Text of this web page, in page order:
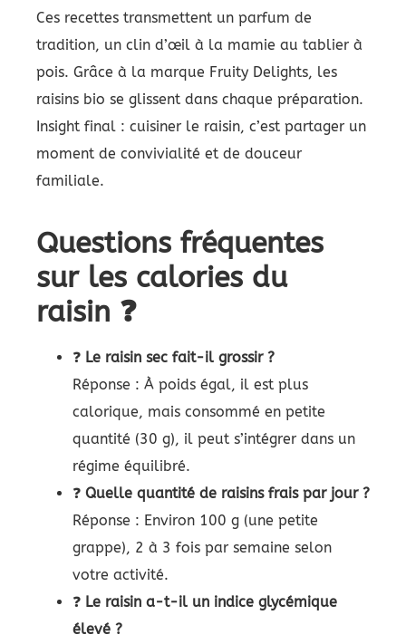
Ces recettes transmettent un parfum de
tradition, un clin d’œil à la mamie au tablier à
pois. Grâce à la marque Fruity Delights, les
raisins bio se glissent dans chaque préparation.
Insight final : cuisiner le raisin, c’est partager un
moment de convivialité et de douceur
familiale.
Questions fréquentes
sur les calories du
raisin ❓
❓ Le raisin sec fait-il grossir ?
Réponse : À poids égal, il est plus
calorique, mais consommé en petite
quantité (30 g), il peut s’intégrer dans un
régime équilibré.
❓ Quelle quantité de raisins frais par jour ?
Réponse : Environ 100 g (une petite
grappe), 2 à 3 fois par semaine selon
votre activité.
❓ Le raisin a-t-il un indice glycémique
élevé ?